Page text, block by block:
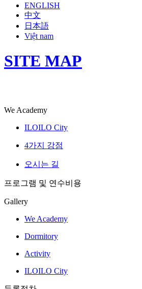
ENGLISH
中文
日本語
Việt nam
SITE MAP
We Academy
ILOILO City
4가지 강점
오시는 길
프로그램 및 연수비용
Gallery
We Academy
Dormitory
Activity
ILOILO City